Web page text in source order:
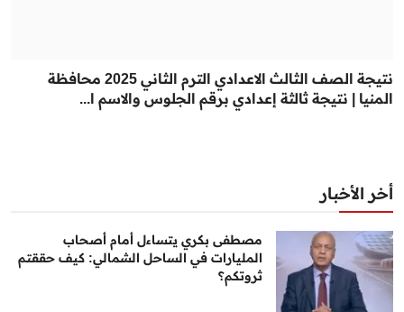
نتيجة الصف الثالث الاعدادي الترم الثاني 2025 محافظة
المنيا | نتيجة ثالثة إعدادي برقم الجلوس والاسم ا...
أخر الأخبار
مصطفى بكري يتساءل أمام أصحاب
المليارات في الساحل الشمالي: كيف حققتم
ثروتكم؟